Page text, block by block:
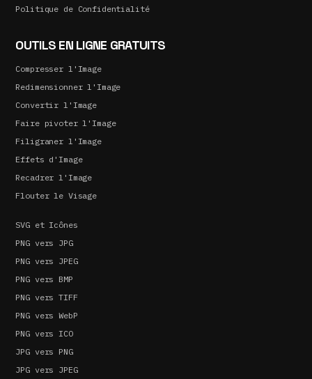
Politique de Confidentialité
OUTILS EN LIGNE GRATUITS
Compresser l'Image
Redimensionner l'Image
Convertir l'Image
Faire pivoter l'Image
Filigraner l'Image
Effets d'Image
Recadrer l'Image
Flouter le Visage
SVG et Icônes
PNG vers JPG
PNG vers JPEG
PNG vers BMP
PNG vers TIFF
PNG vers WebP
PNG vers ICO
JPG vers PNG
JPG vers JPEG